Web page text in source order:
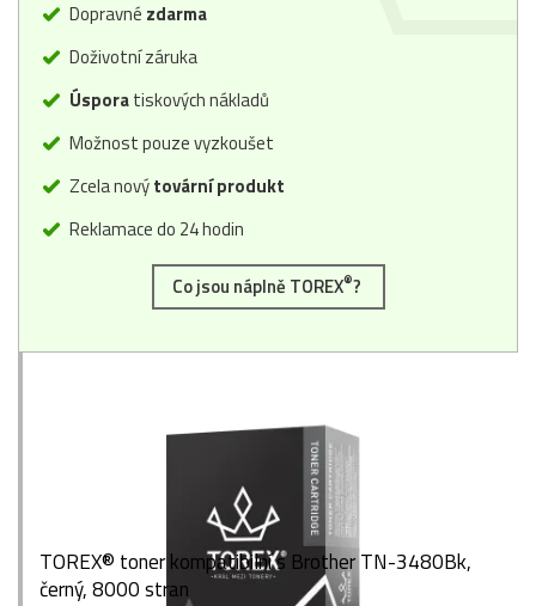
Dopravné zdarma
Doživotní záruka
Úsporatiskových nákladů
Možnost pouze vyzkoušet
Zcela novýtovární produkt
Reklamace do 24 hodin
Co jsou náplně TOREX®?
TOREX® toner kompatibilní s Brother TN-3480Bk,
černý, 8000 stran